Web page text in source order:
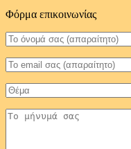
Φόρμα επικοινωνίας